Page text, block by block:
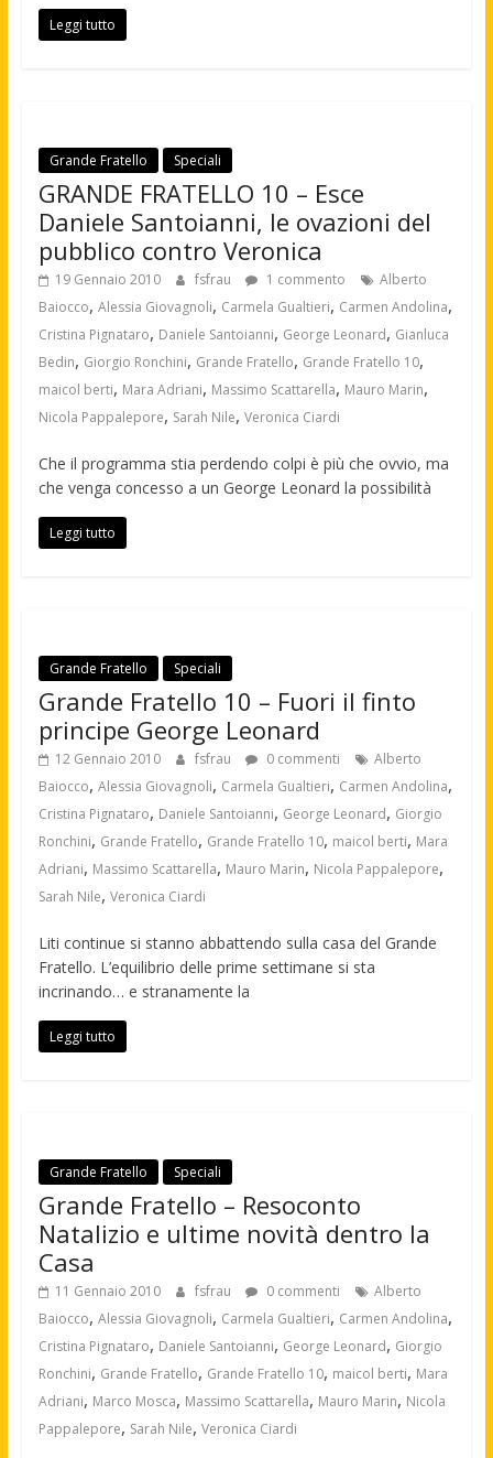
Leggi tutto
Grande Fratello Speciali
GRANDE FRATELLO 10 – Esce
Daniele Santoianni, le ovazioni del
pubblico contro Veronica
19 Gennaio 2010 fsfrau 1 commento
Alberto
Baiocco, Alessia Giovagnoli, Carmela Gualtieri, Carmen Andolina,
Cristina Pignataro, Daniele Santoianni, George Leonard, Gianluca
Bedin, Giorgio Ronchini, Grande Fratello, Grande Fratello 10,
maicol berti, Mara Adriani, Massimo Scattarella, Mauro Marin,
Nicola Pappalepore, Sarah Nile, Veronica Ciardi
Che il programma stia perdendo colpi è più che ovvio, ma
che venga concesso a un George Leonard la possibilità
Leggi tutto
Grande Fratello Speciali
Grande Fratello 10 – Fuori il finto
principe George Leonard
12 Gennaio 2010 fsfrau 0 commenti
Alberto
Baiocco, Alessia Giovagnoli, Carmela Gualtieri, Carmen Andolina,
Cristina Pignataro, Daniele Santoianni, George Leonard, Giorgio
Ronchini, Grande Fratello, Grande Fratello 10, maicol berti, Mara
Adriani, Massimo Scattarella, Mauro Marin, Nicola Pappalepore,
Sarah Nile, Veronica Ciardi
Liti continue si stanno abbattendo sulla casa del Grande
Fratello. L’equilibrio delle prime settimane si sta
incrinando… e stranamente la
Leggi tutto
Grande Fratello Speciali
Grande Fratello – Resoconto
Natalizio e ultime novità dentro la
Casa
11 Gennaio 2010 fsfrau 0 commenti
Alberto
Baiocco, Alessia Giovagnoli, Carmela Gualtieri, Carmen Andolina,
Cristina Pignataro, Daniele Santoianni, George Leonard, Giorgio
Ronchini, Grande Fratello, Grande Fratello 10, maicol berti, Mara
Adriani, Marco Mosca, Massimo Scattarella, Mauro Marin, Nicola
Pappalepore, Sarah Nile, Veronica Ciardi